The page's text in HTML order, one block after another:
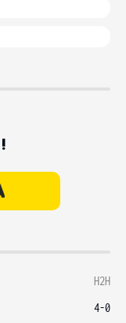
H2H
4-0